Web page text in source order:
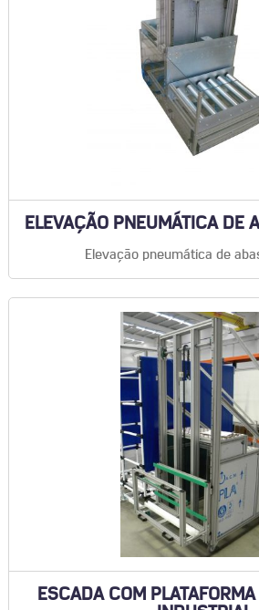
ELEVAÇÃO PNEUMÁTICA DE
Elevação pneumática de
ESCADA COM